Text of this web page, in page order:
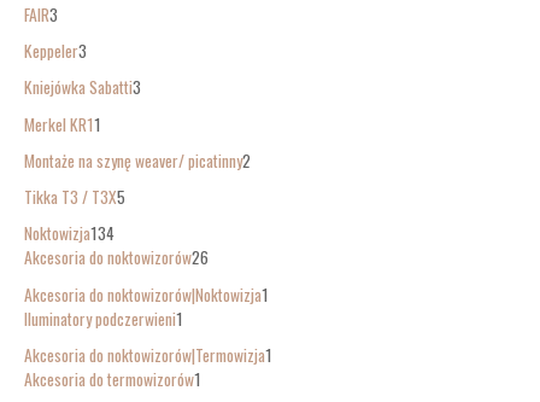
FAIR3
Keppeler3
Kniejówka Sabatti3
Merkel KR11
Montaże na szynę weaver/ picatinny2
Tikka T3 / T3X5
Noktowizja134
Akcesoria do noktowizorów26
Akcesoria do noktowizorów|Noktowizja1
Iluminatory podczerwieni1
Akcesoria do noktowizorów|Termowizja1
Akcesoria do termowizorów1